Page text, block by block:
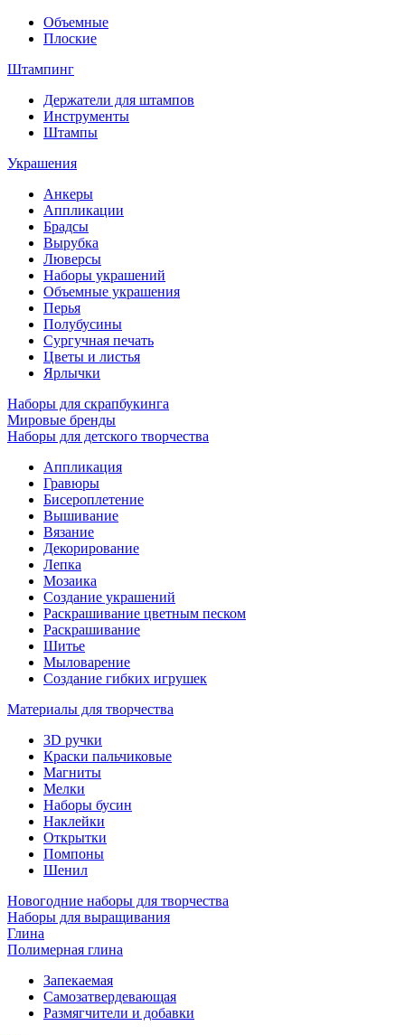
Объемные
Плоские
Штампинг
Держатели для штампов
Инструменты
Штампы
Украшения
Анкеры
Аппликации
Брадсы
Вырубка
Люверсы
Наборы украшений
Объемные украшения
Перья
Полубусины
Сургучная печать
Цветы и листья
Ярлычки
Наборы для скрапбукинга
Мировые бренды
Наборы для детского творчества
Аппликация
Гравюры
Бисероплетение
Вышивание
Вязание
Декорирование
Лепка
Мозаика
Создание украшений
Раскрашивание цветным песком
Раскрашивание
Шитье
Мыловарение
Создание гибких игрушек
Материалы для творчества
3D ручки
Краски пальчиковые
Магниты
Мелки
Наборы бусин
Наклейки
Открытки
Помпоны
Шенил
Новогодние наборы для творчества
Наборы для выращивания
Глина
Полимерная глина
Запекаемая
Самозатвердевающая
Размягчители и добавки